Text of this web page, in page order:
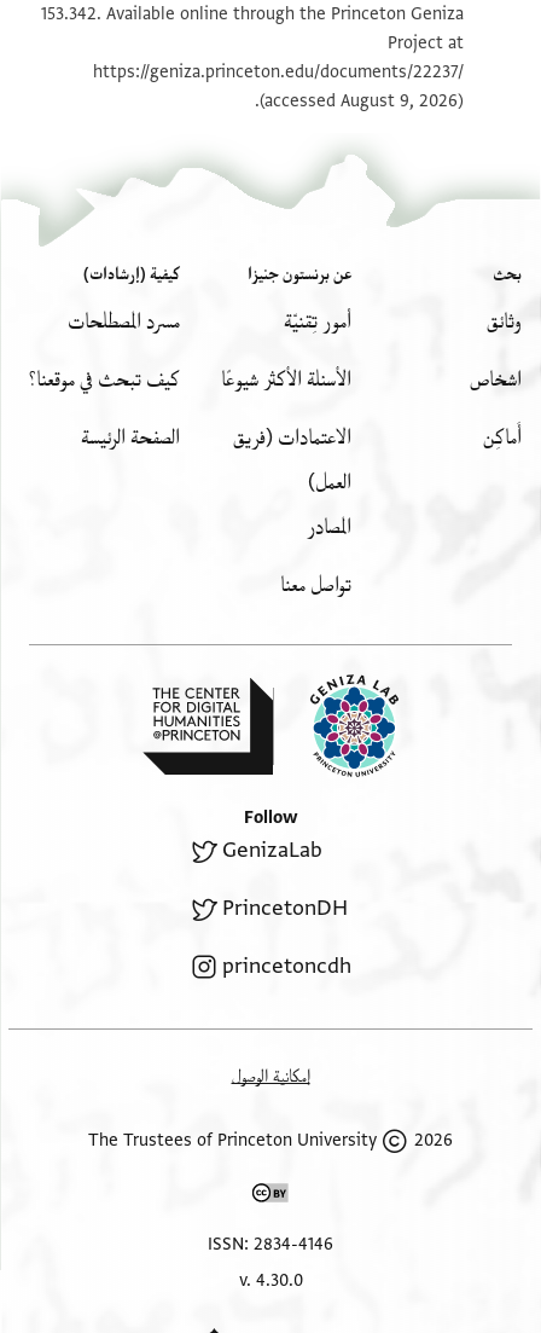
بيان أذونات الصورة
153.342. Available online through the Princeton Geniza
Project at
https://geniza.princeton.edu/documents/22237/
(accessed August 9, 2026).
بحث
وثائق
اشخاص
أَماكِن
عن برنستون جنيزا
أمور تِقنيّة
الأسئلة الأكثر شيوعًا
الاعتمادات (فريق
العمل)
المصادر
تواصل معنا
كيفية (إرشادات)
مسرد المصطلحات
كيف تبحث في موقعنا؟
الصفحة الرئيسة
Follow
GenizaLab
PrincetonDH
princetoncdh
إمكانية الوصول
2026 The Trustees of Princeton University
ISSN: 2834-4146
v. 4.30.0